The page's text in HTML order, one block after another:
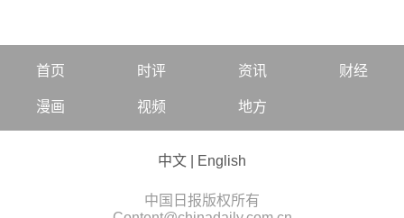
首页 时评 资讯 财经
漫画 视频 地方
中文 English
中国日报版权所有